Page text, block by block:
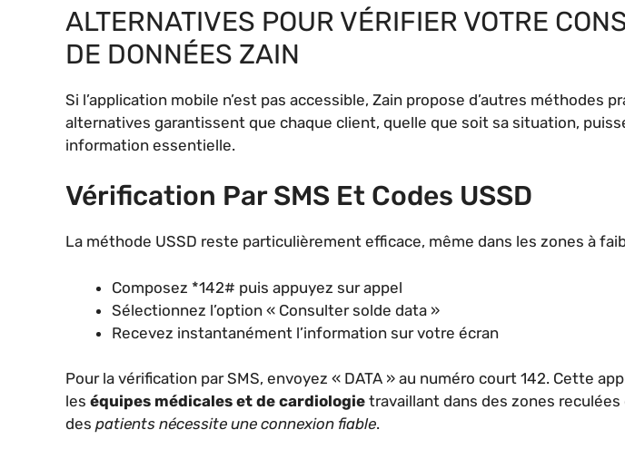
ALTERNATIVES POUR VÉRIFIER VOTRE
DE DONNÉES ZAIN
Si l’application mobile n’est pas accessible, Zain propose d’autres méthodes
alternatives garantissent que chaque client, quelle que soit sa situation,
information essentielle.
Vérification Par SMS Et Codes USSD
La méthode USSD reste particulièrement efficace, même dans les zones à
Composez *142# puis appuyez sur appel
Sélectionnez l’option « Consulter solde data »
Recevez instantanément l’information sur votre écran
Pour la vérification par SMS, envoyez « DATA » au numéro court 142. Cette
les équipes médicales et de cardiologie travaillant dans des zones reculées
des patients nécessite une connexion fiable.